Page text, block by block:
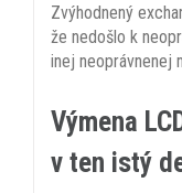
Zvýhodnený
že nedošlo k
inej neoprávnenej
Výmena
v ten istý